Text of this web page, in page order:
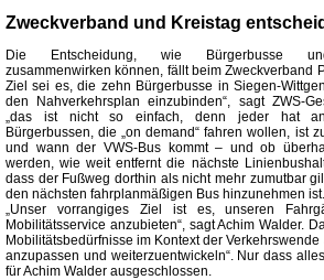
Zweckverband und Kreistag
Die Entscheidung, wie Bürgerbusse und
zusammenwirken können, fällt beim Zweckverband
Ziel sei es, die zehn Bürgerbusse in Siegen-
den Nahverkehrsplan einzubinden“, sagt ZWS-
„das ist nicht so einfach, denn jeder hat
Bürgerbussen, die „on demand“ fahren wollen, ist
und wann der VWS-Bus kommt – und ob
werden, wie weit entfernt die nächste
dass der Fußweg dorthin als nicht mehr zumutbar
den nächsten fahrplanmäßigen Bus hinzunehmen ist.
„Unser vorrangiges Ziel ist es, unseren
Mobilitätsservice anzubieten“, sagt Achim Walder.
Mobilitätsbedürfnisse im Kontext der
anzupassen und weiterzuentwickeln“. Nur dass
für Achim Walder ausgeschlossen.